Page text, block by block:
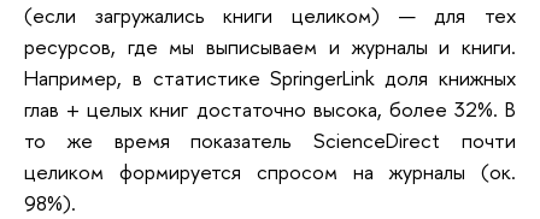
(если загружались книги целиком) — для тех
ресурсов, где мы выписываем и журналы и книги.
Например, в статистике SpringerLink доля книжных
глав + целых книг достаточно высока, более 32%. В
то же время показатель ScienceDirect почти
целиком формируется спросом на журналы (ок.
98%).